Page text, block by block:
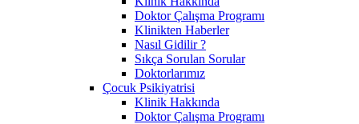
Doktor Çalışma Programı
Klinikten Haberler
Nasıl Gidilir ?
Sıkça Sorulan Sorular
Doktorlarımız
Çocuk Psikiyatrisi
Klinik Hakkında
Doktor Çalışma Programı